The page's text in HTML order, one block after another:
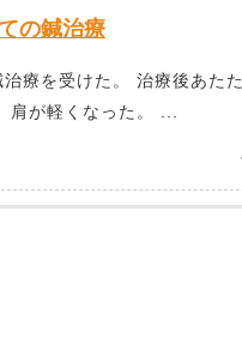
の鍼治療
療を受けた。 治療後あたた
肩が軽くなった。 ...